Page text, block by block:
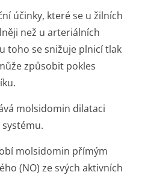
účinky, které se u žilních
než u arteriálních
toho se snižuje plnicí tlak
způsobit pokles
molsidomin dilataci
molsidomin přímým
(NO) ze svých aktivních